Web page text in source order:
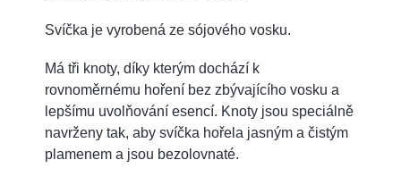
Svíčka je vyrobená ze sójového vosku.
Má tři knoty, díky kterým dochází k
rovnoměrnému hoření bez zbývajícího vosku a
lepšímu uvolňování esencí. Knoty jsou speciálně
navrženy tak, aby svíčka hořela jasným a čistým
plamenem a jsou bezolovnaté.